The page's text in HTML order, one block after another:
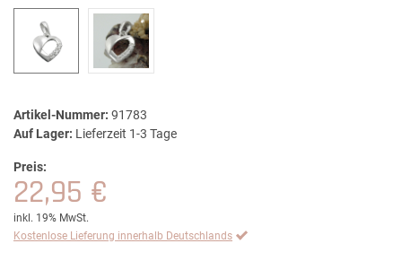
Artikel-Nummer: 91783
Auf Lager: Lieferzeit 1-3 Tage
Preis:
22,95 €
inkl. 19% MwSt.
Kostenlose Lieferung innerhalb Deutschlands